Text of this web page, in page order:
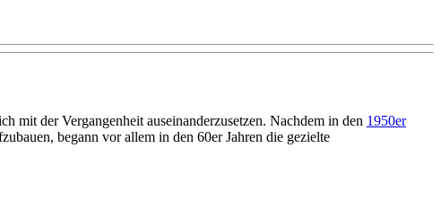
mit der Vergangenheit auseinanderzusetzen. Nachdem in den 1950er
begann vor allem in den 60er Jahren die gezielte